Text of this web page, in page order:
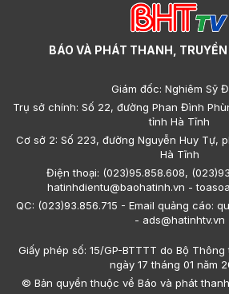
BÁO VÀ PHÁT THANH,
Giám đốc: Nghiêm Sỹ
Trụ sở chính: Số 22, đường Phan Đình
tỉnh Hà Tĩnh
Cơ sở 2: Số 223, đường Nguyễn Huy Tự,
Hà Tĩnh
Điện thoại: (023)95.858.608,
hatinhdientu@baohatinh.vn -
QC: (023)93.856.715 - Email quảng cáo:
- ads@hatinhtv.vn
Giấy phép số: 15/GP-BTTTT do Bộ
ngày 17 tháng 01 năm
© Bản quyền thuộc về Báo và phát